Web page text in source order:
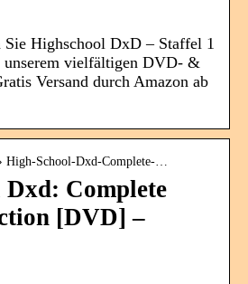
Sie Highschool DxD – Staffel 1
vielfältigen DVD- &
Versand durch Amazon ab
High-School-Dxd-Complete-…
Dxd: Complete
[DVD] –